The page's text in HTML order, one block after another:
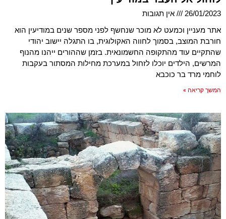
26/01/2023
אין תגובות
אתר מעניין וכמעט לא מוכר שנחשף לפני מספר שנים במודיעין הוא
חורבת המוצב, בסמוך לחווה האקולוגית, בו התגלה יישוב יהודי
שהתקיים עוד מהתקופה החשמונאית. בזמן שההורים ייהנו מהנוף
המרשים, הילדים יוכלו לזחול במערכת מחילות המסתור בעקבות
לוחמי מרד בר כוכבא
המשך קריאה »